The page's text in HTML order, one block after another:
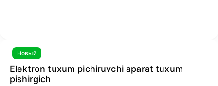
Новый
Elektron tuxum pichiruvchi aparat tuxum
pishirgich